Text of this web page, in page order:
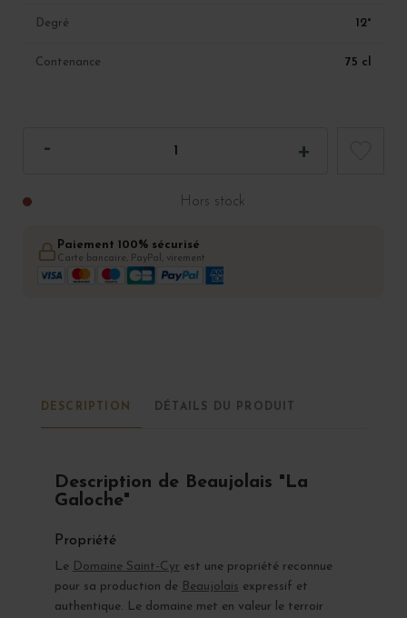
Degré 12°
Contenance 75 cl
Hors stock
Paiement 100% sécurisé
Carte bancaire, PayPal, virement
DESCRIPTION DÉTAILS DU PRODUIT
Description de Beaujolais "La
Galoche"
Propriété
Le Domaine Saint-Cyr est une propriété reconnue
pour sa production de Beaujolais expressif et
authentique. Le domaine met en valeur le terroir